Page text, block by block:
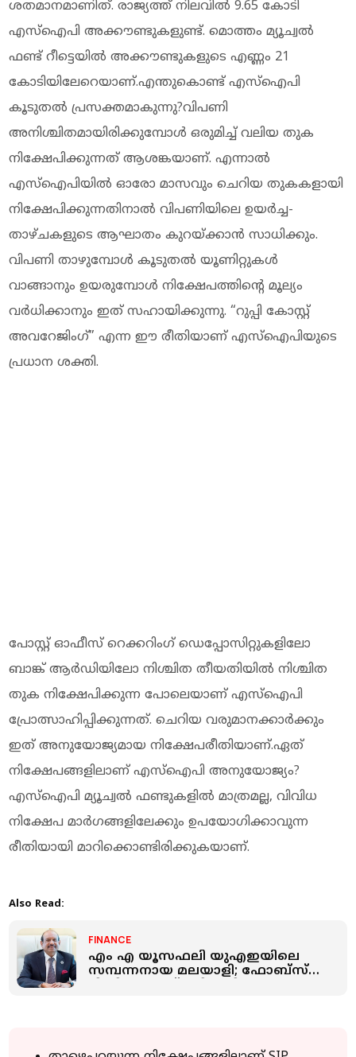
ശതമാനമാണിത്. രാജ്യത്ത് നിലവിൽ 9.65 കോടി
എസ്‌ഐപി അക്കൗണ്ടുകളുണ്ട്. മൊത്തം മ്യൂച്വൽ
ഫണ്ട് റീട്ടെയിൽ അക്കൗണ്ടുകളുടെ എണ്ണം 21
കോടിയിലേറെയാണ്.എന്തുകൊണ്ട് എസ്‌ഐപി
കൂടുതൽ പ്രസക്തമാകുന്നു?വിപണി
അനിശ്ചിതമായിരിക്കുമ്പോൾ ഒരുമിച്ച് വലിയ തുക
നിക്ഷേപിക്കുന്നത് ആശങ്കയാണ്. എന്നാൽ
എസ്‌ഐപിയിൽ ഓരോ മാസവും ചെറിയ തുകകളായി
നിക്ഷേപിക്കുന്നതിനാൽ വിപണിയിലെ ഉയർച്ച-
താഴ്ചകളുടെ ആഘാതം കുറയ്ക്കാൻ സാധിക്കും.
വിപണി താഴുമ്പോൾ കൂടുതൽ യൂണിറ്റുകൾ
വാങ്ങാനും ഉയരുമ്പോൾ നിക്ഷേപത്തിന്റെ മൂല്യം
വർധിക്കാനും ഇത് സഹായിക്കുന്നു. “റുപ്പി കോസ്റ്റ്
അവറേജിംഗ്” എന്ന ഈ രീതിയാണ് എസ്‌ഐപിയുടെ
പ്രധാന ശക്തി.
പോസ്റ്റ് ഓഫീസ് റെക്കറിംഗ് ഡെപ്പോസിറ്റുകളിലോ
ബാങ്ക് ആർഡിയിലോ നിശ്ചിത തീയതിയിൽ നിശ്ചിത
തുക നിക്ഷേപിക്കുന്ന പോലെയാണ് എസ്‌ഐപി
പ്രോത്സാഹിപ്പിക്കുന്നത്. ചെറിയ വരുമാനക്കാർക്കും
ഇത് അനുയോജ്യമായ നിക്ഷേപരീതിയാണ്.ഏത്
നിക്ഷേപങ്ങളിലാണ് എസ്‌ഐപി അനുയോജ്യം?
എസ്‌ഐപി മ്യൂച്വൽ ഫണ്ടുകളിൽ മാത്രമല്ല, വിവിധ
നിക്ഷേപ മാർഗങ്ങളിലേക്കും ഉപയോഗിക്കാവുന്ന
രീതിയായി മാറിക്കൊണ്ടിരിക്കുകയാണ്.
Also Read:
FINANCE
എം എ യൂസഫലി യുഎഇയിലെ
സമ്പന്നനായ മലയാളി; ഫോബ്സ്